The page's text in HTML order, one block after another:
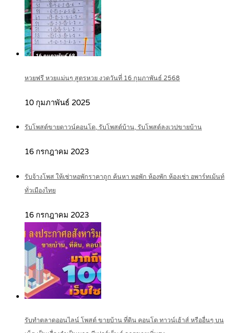
หวยฟรี หวยแม่นๆ สูตรหวย งวดวันที่ 16 กุมภาพันธ์ 2568
10 กุมภาพันธ์ 2025
รับโพสต์ขายดาวน์คอนโด, รับโพสต์บ้าน, รับโพสต์ลงเวปขายบ้าน
16 กรกฎาคม 2023
รับจ้างโพส ให้เช่าหอพักราคาถูก ค้นหา หอพัก ห้องพัก ห้องเช่า อพาร์ทเม้นท์
ทั่วเมืองไทย
16 กรกฎาคม 2023
รับทำตลาดออนไลน์ โพสต์ ขายบ้าน ที่ดิน คอนโด ทาวน์เฮ้าส์ หรืออื่นๆ บน